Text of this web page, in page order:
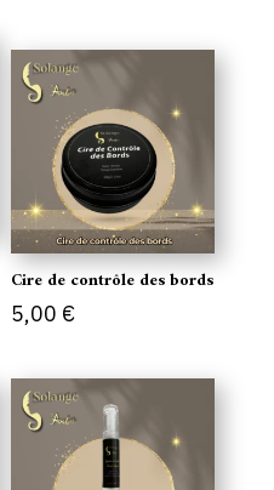
Cire de contrôle des bords
5,00 €